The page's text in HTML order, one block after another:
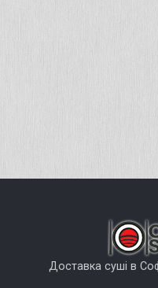
Доставка суші в